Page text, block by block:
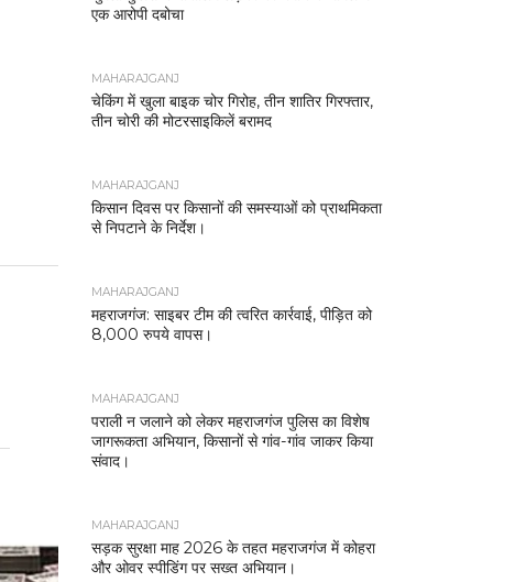
एक आरोपी दबोचा
MAHARAJGANJ
चेकिंग में खुला बाइक चोर गिरोह, तीन शातिर गिरफ्तार,
तीन चोरी की मोटरसाइकिलें बरामद
MAHARAJGANJ
किसान दिवस पर किसानों की समस्याओं को प्राथमिकता
से निपटाने के निर्देश।
MAHARAJGANJ
महराजगंज: साइबर टीम की त्वरित कार्रवाई, पीड़ित को
8,000 रुपये वापस।
MAHARAJGANJ
पराली न जलाने को लेकर महराजगंज पुलिस का विशेष
जागरूकता अभियान, किसानों से गांव-गांव जाकर किया
संवाद।
MAHARAJGANJ
सड़क सुरक्षा माह 2026 के तहत महराजगंज में कोहरा
और ओवर स्पीडिंग पर सख्त अभियान।